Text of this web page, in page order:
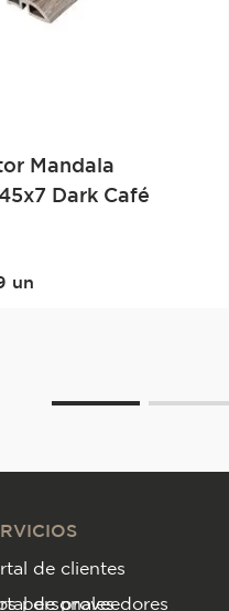
Mandala
Dark Café
un
personales
de clientes
de proveedores